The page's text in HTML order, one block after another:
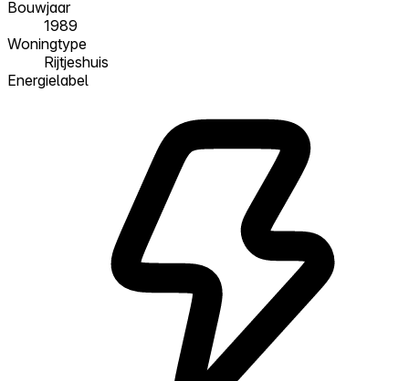
Bouwjaar
1989
Woningtype
Rijtjeshuis
Energielabel